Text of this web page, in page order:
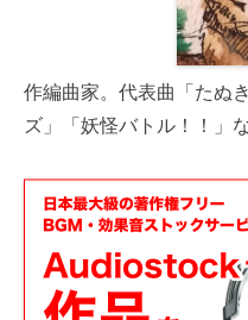
作編曲家。代表曲「たぬ
ズ」「妖怪バトル！！」